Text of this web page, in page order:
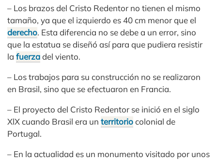
– Los brazos del Cristo Redentor no tienen el mismo
tamaño, ya que el izquierdo es 40 cm menor que el
derecho. Esta diferencia no se debe a un error, sino
que la estatua se diseñó así para que pudiera resistir
la fuerzadel viento.
– Los trabajos para su construcción no se realizaron
en Brasil, sino que se efectuaron en Francia.
– El proyecto del Cristo Redentor se inició en el siglo
XlX cuando Brasil era un territoriocolonial de
Portugal.
– En la actualidad es un monumento visitado por unos